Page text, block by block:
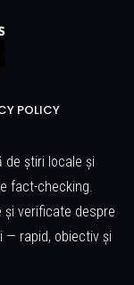
POLICY
de știri locale și
fact-checking.
și verificate despre
— rapid, obiectiv și